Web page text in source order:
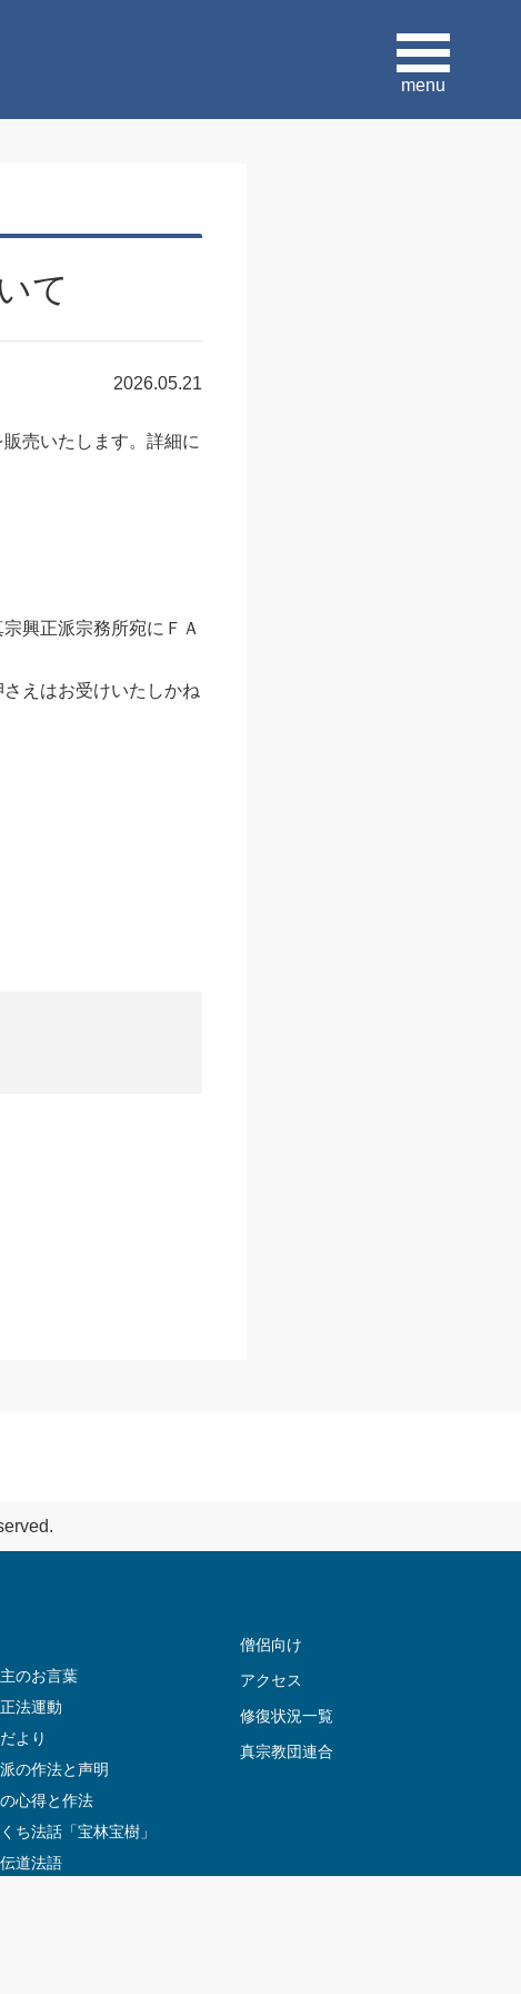
menu
て
2026.05.21
売いたします。詳細に
派宗務所宛にＦＡ
えはお受けいたしかね
のお言葉
法運動
より
の作法と声明
心得と作法
ち法話「宝林宝樹」
道法語
僧侶向け
アクセス
修復状況一覧
真宗教団連合